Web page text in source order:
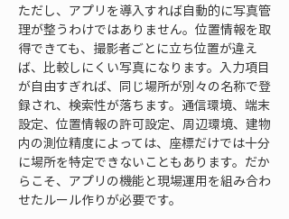
ただし、アプリを導入すれば自動的に写真管
理が整うわけではありません。位置情報を取
得できても、撮影者ごとに立ち位置が違え
ば、比較しにくい写真になります。入力項目
が自由すぎれば、同じ場所が別々の名称で登
録され、検索性が落ちます。通信環境、端末
設定、位置情報の許可設定、周辺環境、建物
内の測位精度によっては、座標だけでは十分
に場所を特定できないこともあります。だか
らこそ、アプリの機能と現場運用を組み合わ
せたルール作りが必要です。